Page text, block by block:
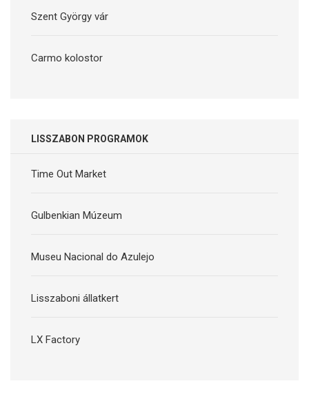
Szent György vár
Carmo kolostor
LISSZABON PROGRAMOK
Time Out Market
Gulbenkian Múzeum
Museu Nacional do Azulejo
Lisszaboni állatkert
LX Factory